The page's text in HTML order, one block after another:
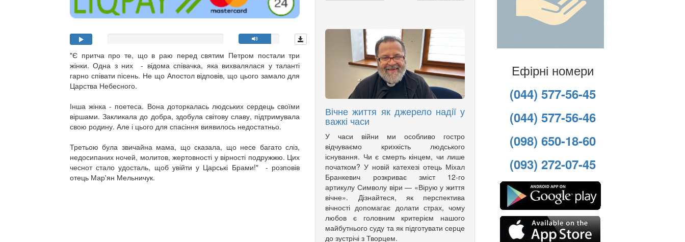
"Є притча про те, що в раю перед святим Петром постали три
жінки. Одна з них - відома співачка, яка вихвалялася у таланті
гарно співати пісень. Не що Апостол відповів, що цього замало для
Царства Небесного.
Інша жінка - поетеса. Вона доторкалась людських сердець своїми
віршами. Закликала до добра, здобула світову славу, підтримувала
свою родину. Але і цього для спасіння виявилось недостатньо.
Третьою була звичайна мама, що сказала, що несе багато сліз,
недосипаних ночей, молитов, жертовності у вірності подружжю. Цих
чеснот стало удосталь, щоб увійти у Царські Брами!" - розповів
отець Мар'ян Мельничук.
Вічне життя як джерело надії у
важкі часи
У часи війни ми особливо гостро
відчуваємо крихкість людського
існування. Чи є смерть кінцем, чи лише
початком? У новій катехезі отець Міхал
Бранкевич розкриває зміст 12-го
артикулу Символу віри — «Вірую у життя
вічне». Дізнайтеся, як перспектива
вічності допомагає долати страх, чому
любов є головним критерієм нашого
майбутнього суду та як підготувати серце
до зустрічі з Творцем.
Ефірні номери
(044) 577-56-45
(044) 577-56-46
(098) 650-18-60
(093) 272-07-45